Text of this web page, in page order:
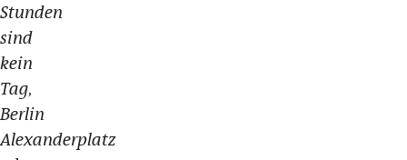
Stunden
sind
kein
Tag,
Berlin
Alexanderplatz